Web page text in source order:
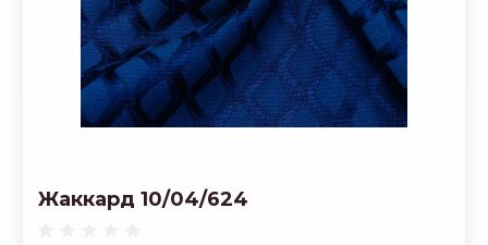
Жаккард 10/04/624